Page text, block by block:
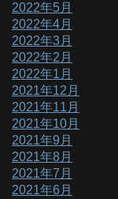
2022年5月
2022年4月
2022年3月
2022年2月
2022年1月
2021年12月
2021年11月
2021年10月
2021年9月
2021年8月
2021年7月
2021年6月